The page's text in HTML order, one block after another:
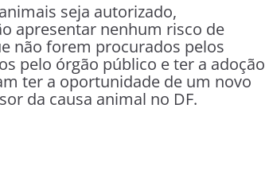
seja autorizado,
apresentar nenhum risco de
não forem procurados pelos
pelo órgão público e ter a adoção
ter a oportunidade de um novo
da causa animal no DF.